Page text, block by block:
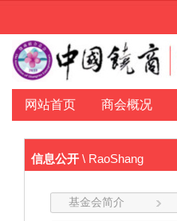
网站首页 商会概况
信息公开 \ RaoShang
基金会简介